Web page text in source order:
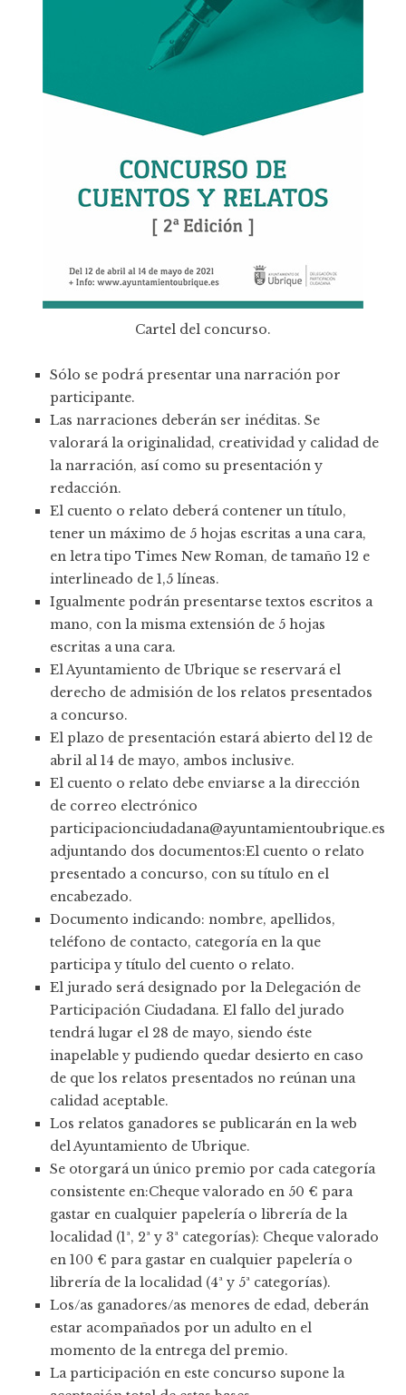
Cartel del concurso.
Sólo se podrá presentar una narración por
participante.
Las narraciones deberán ser inéditas. Se
valorará la originalidad, creatividad y calidad de
la narración, así como su presentación y
redacción.
El cuento o relato deberá contener un título,
tener un máximo de 5 hojas escritas a una cara,
en letra tipo Times New Roman, de tamaño 12 e
interlineado de 1,5 líneas.
Igualmente podrán presentarse textos escritos a
mano, con la misma extensión de 5 hojas
escritas a una cara.
El Ayuntamiento de Ubrique se reservará el
derecho de admisión de los relatos presentados
a concurso.
El plazo de presentación estará abierto del 12 de
abril al 14 de mayo, ambos inclusive.
El cuento o relato debe enviarse a la dirección
de correo electrónico
participacionciudadana@ayuntamientoubrique.es
adjuntando dos documentos:El cuento o relato
presentado a concurso, con su título en el
encabezado.
Documento indicando: nombre, apellidos,
teléfono de contacto, categoría en la que
participa y título del cuento o relato.
El jurado será designado por la Delegación de
Participación Ciudadana. El fallo del jurado
tendrá lugar el 28 de mayo, siendo éste
inapelable y pudiendo quedar desierto en caso
de que los relatos presentados no reúnan una
calidad aceptable.
Los relatos ganadores se publicarán en la web
del Ayuntamiento de Ubrique.
Se otorgará un único premio por cada categoría
consistente en:Cheque valorado en 50 € para
gastar en cualquier papelería o librería de la
localidad (1ª, 2ª y 3ª categorías): Cheque valorado
en 100 € para gastar en cualquier papelería o
librería de la localidad (4ª y 5ª categorías).
Los/as ganadores/as menores de edad, deberán
estar acompañados por un adulto en el
momento de la entrega del premio.
La participación en este concurso supone la